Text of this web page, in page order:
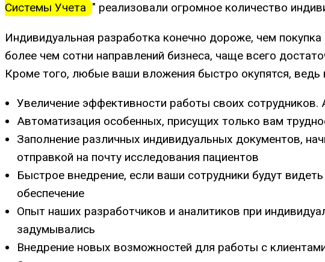
Системы Учета " реализовали огромное количество
Индивидуальная разработка конечно дороже, чем
более чем сотни направлений бизнеса, чаще всего
Кроме того, любые ваши вложения быстро окупятся, ведь
Увеличение эффективности работы своих
Автоматизация особенных, присущих только вам
Заполнение различных индивидуальных документов,
отправкой на почту исследования пациентов
Быстрое внедрение, если ваши сотрудники будут
обеспечение
Опыт наших разработчиков и аналитиков при
задумывались
Внедрение новых возможностей для работы с